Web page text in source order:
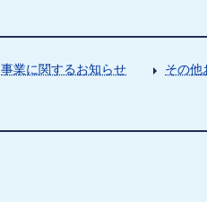
事業に関するお知らせ その他